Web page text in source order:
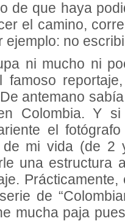
de que haya
el camino,
ejemplo: no
ni mucho ni
famoso
antemano
Colombia. Y
el
de mi vida (de 2
una estructura
Prácticamente,
de
mucha paja